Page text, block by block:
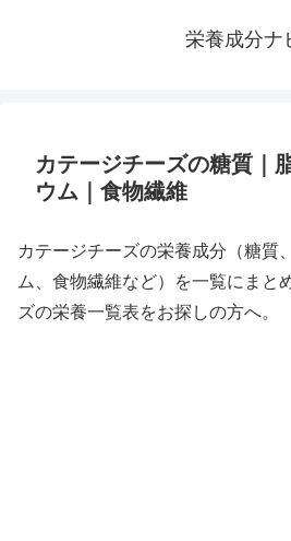
栄養成分ナ
カテージチーズの糖質｜
ウム｜食物繊維
カテージチーズの栄養成分（糖質
ム、食物繊維など）を一覧にまと
ズの栄養一覧表をお探しの方へ。